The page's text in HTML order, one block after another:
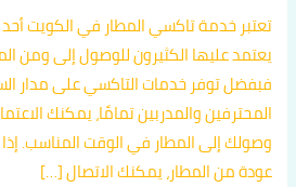
تعتبر خدمة تاكسي المطار في الكويت
يعتمد عليها الكثيرون للوصول إلى ومن
فبفضل توفر خدمات التاكسي على مدار
المحترفين والمدربين تمامًا، يمكنك
وصولك إلى المطار في الوقت المناسب.
عودة من المطار، يمكنك الاتصال […]